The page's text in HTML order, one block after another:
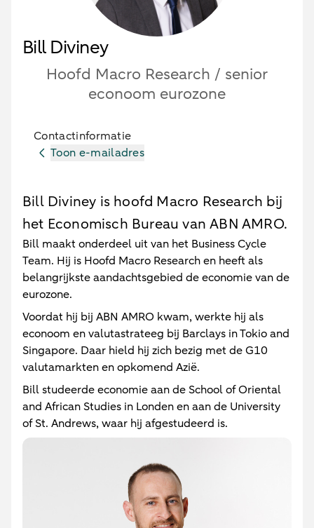
Bill Diviney
Hoofd Macro Research / senior
econoom eurozone
Contactinformatie
Toon e-mailadres
Bill Diviney is hoofd Macro Research bij
het Economisch Bureau van ABN AMRO.
Bill maakt onderdeel uit van het Business Cycle
Team. Hij is Hoofd Macro Research en heeft als
belangrijkste aandachtsgebied de economie van de
eurozone.
Voordat hij bij ABN AMRO kwam, werkte hij als
econoom en valutastrateeg bij Barclays in Tokio and
Singapore. Daar hield hij zich bezig met de G10
valutamarkten en opkomend Azië.
Bill studeerde economie aan de School of Oriental
and African Studies in Londen en aan de University
of St. Andrews, waar hij afgestudeerd is.